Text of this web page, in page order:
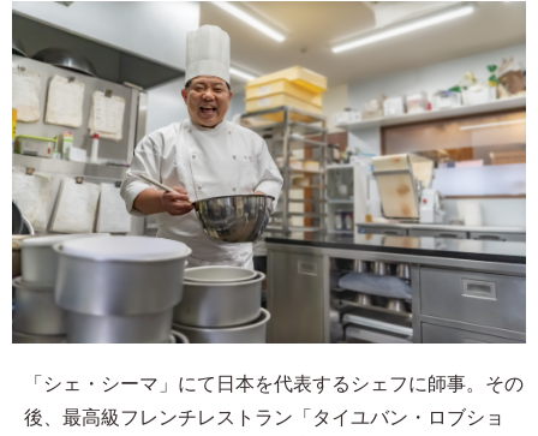
「シェ・シーマ」にて日本を代表するシェフに師事。その
後、最高級フレンチレストラン「タイユバン・ロブショ